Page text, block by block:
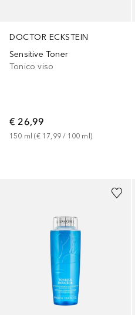
DOCTOR ECKSTEIN
Sensitive Toner
Tonico viso
€ 26,99
150 ml (€ 17,99 / 100 ml )